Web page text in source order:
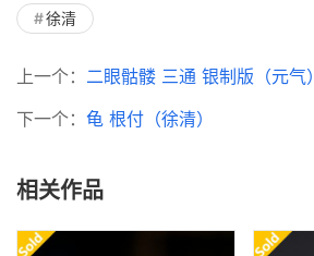
徐清
上一个： 二眼骷髅 三通 银制版（元气）
下一个： 龟 根付（徐清）
相关作品